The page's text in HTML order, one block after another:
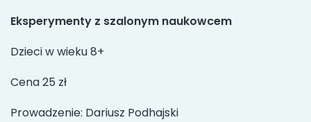
Eksperymenty z szalonym naukowcem
Dzieci w wieku 8+
Cena 25 zł
Prowadzenie: Dariusz Podhajski